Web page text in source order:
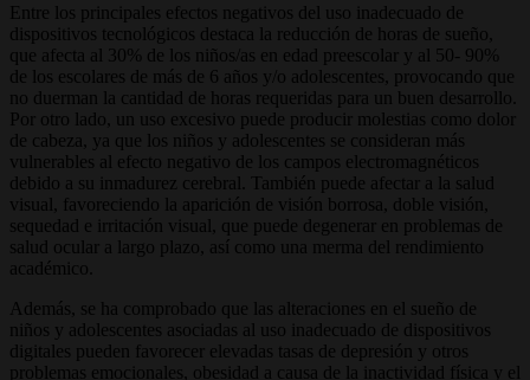
Entre los principales efectos negativos del uso inadecuado de
dispositivos tecnológicos destaca la reducción de horas de sueño,
que afecta al 30% de los niños/as en edad preescolar y al 50- 90%
de los escolares de más de 6 años y/o adolescentes, provocando que
no duerman la cantidad de horas requeridas para un buen desarrollo.
Por otro lado, un uso excesivo puede producir molestias como dolor
de cabeza, ya que los niños y adolescentes se consideran más
vulnerables al efecto negativo de los campos electromagnéticos
debido a su inmadurez cerebral. También puede afectar a la salud
visual, favoreciendo la aparición de visión borrosa, doble visión,
sequedad e irritación visual, que puede degenerar en problemas de
salud ocular a largo plazo, así como una merma del rendimiento
académico.
Además, se ha comprobado que las alteraciones en el sueño de
niños y adolescentes asociadas al uso inadecuado de dispositivos
digitales pueden favorecer elevadas tasas de depresión y otros
problemas emocionales, obesidad a causa de la inactividad física y el